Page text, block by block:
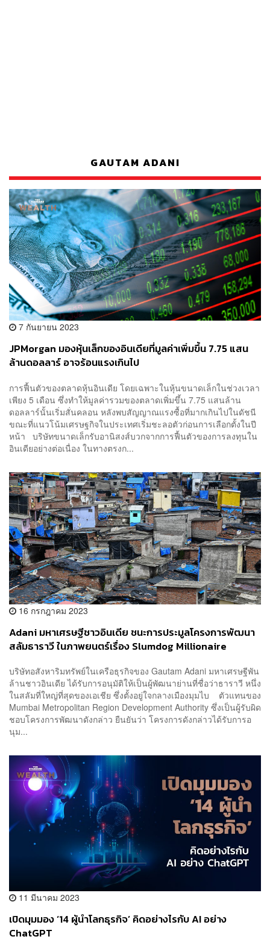
GAUTAM ADANI
7 กันยายน 2023
JPMorgan มองหุ้นเล็กของอินเดียที่มูลค่าเพิ่มขึ้น 7.75 แสน
ล้านดอลลาร์ อาจร้อนแรงเกินไป
การฟื้นตัวของตลาดหุ้นอินเดีย โดยเฉพาะในหุ้นขนาดเล็กในช่วงเวลา
เพียง 5 เดือน ซึ่งทำให้มูลค่ารวมของตลาดเพิ่มขึ้น 7.75 แสนล้าน
ดอลลาร์นั้นเริ่มสั่นคลอน หลังพบสัญญาณแรงซื้อที่มากเกินไปในดัชนี
ขณะที่แนวโน้มเศรษฐกิจในประเทศเริ่มชะลอตัวก่อนการเลือกตั้งในปี
หน้า บริษัทขนาดเล็กรับอานิสงส์บวกจากการฟื้นตัวของการลงทุนใน
อินเดียอย่างต่อเนื่อง ในทางตรงก...
16 กรกฎาคม 2023
Adani มหาเศรษฐีชาวอินเดีย ชนะการประมูลโครงการพัฒนา
สลัมธาราวี ในภาพยนตร์เรื่อง Slumdog Millionaire
บริษัทอสังหาริมทรัพย์ในเครือธุรกิจของ Gautam Adani มหาเศรษฐีพัน
ล้านชาวอินเดีย ได้รับการอนุมัติให้เป็นผู้พัฒนาย่านที่ชื่อว่าธาราวี หนึ่ง
ในสลัมที่ใหญ่ที่สุดของเอเชีย ซึ่งตั้งอยู่ใจกลางเมืองมุมไบ ตัวแทนของ
Mumbai Metropolitan Region Development Authority ซึ่งเป็นผู้รับผิด
ชอบโครงการพัฒนาดังกล่าว ยืนยันว่า โครงการดังกล่าวได้รับการอ
นุม...
11 มีนาคม 2023
เปิดมุมมอง ‘14 ผู้นำโลกธุรกิจ’ คิดอย่างไรกับ AI อย่าง
ChatGPT